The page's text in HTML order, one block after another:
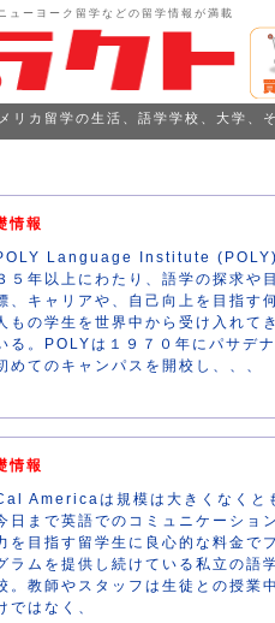
ューヨーク留学などの留学情報が満載
リカ留学の生活、語学学校、大学
情報
Language Institute
５年以上にわたり、語学の探求や
、キャリアや、自己向上を目指す
もの学生を世界中から受け入れて
る。POLYは１９７０年にパサデ
めてのキャンパスを開校し、、、
情報
Americaは規模は大きくなくと
日まで英語でのコミュニケーショ
を目指す留学生に良心的な料金で
ラムを提供し続けている私立の語
。教師やスタッフは生徒との授業
ではなく、